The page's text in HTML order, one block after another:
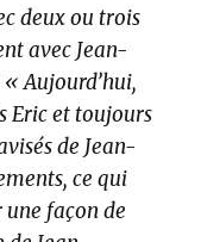
deux ou trois
avec Jean-
« Aujourd’hui,
Eric et toujours
de Jean-
ce qui
une façon de